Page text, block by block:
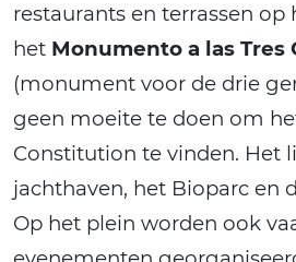
restaurants en terrassen op
het Monumento a las Tres
(monument voor de drie
geen moeite te doen om
Constitution te vinden. Het
jachthaven, het Bioparc en
Op het plein worden ook